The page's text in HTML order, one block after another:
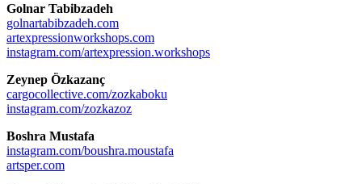
Golnar Tabibzadeh
golnartabibzadeh.com
artexpressionworkshops.com
instagram.com/artexpression.workshops
Zeynep Özkazanç
cargocollective.com/zozkaboku
instagram.com/zozkazoz
Boshra Mustafa
instagram.com/boushra.moustafa
artsper.com